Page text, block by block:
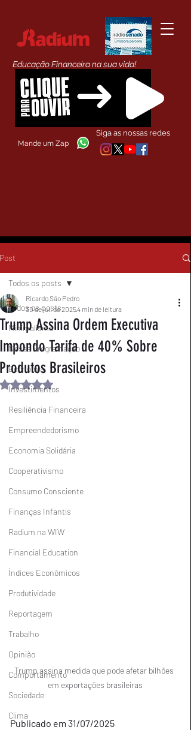
Educação Financeira na sua vida!
Siga as nossas redes
Mande um Zap
Post
Todos os posts
Minimalismo
Nossa Programação
Economia
Investimentos
Resiliência Financeira
Empreendedorismo
Economia Solidária
Cooperativismo
Consumo Consciente
Finanças Infantis
Radium na WIW
Financial Education
Índices Econômicos
Produtividade
Reportagem
Trabalho
Opinião
Comportamento
Sociedade
Clima
Todos os posts
Trump Assina Ordem Executiva
Impondo Tarifa de 40% Sobre
Produtos Brasileiros
Ricardo São Pedro
30 de jul. de 20254 min de leitura
Avaliado com NaN de 5 estrelas.
Trump assina medida que pode afetar bilhões
em exportações brasileiras
Publicado em 31/07/2025